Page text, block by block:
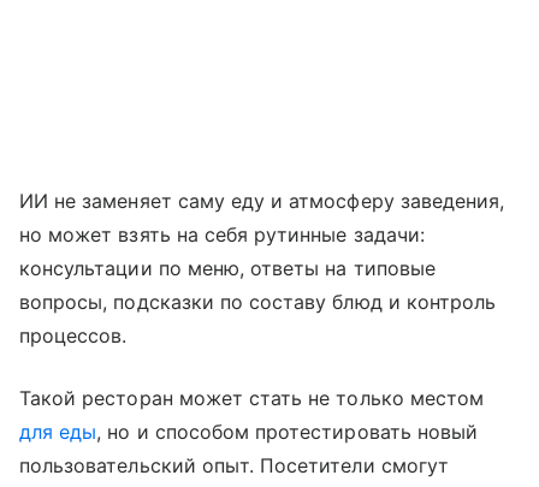
ИИ не заменяет саму еду и атмосферу заведения,
но может взять на себя рутинные задачи:
консультации по меню, ответы на типовые
вопросы, подсказки по составу блюд и контроль
процессов.
Такой ресторан может стать не только местом
для еды, но и способом протестировать новый
пользовательский опыт. Посетители смогут